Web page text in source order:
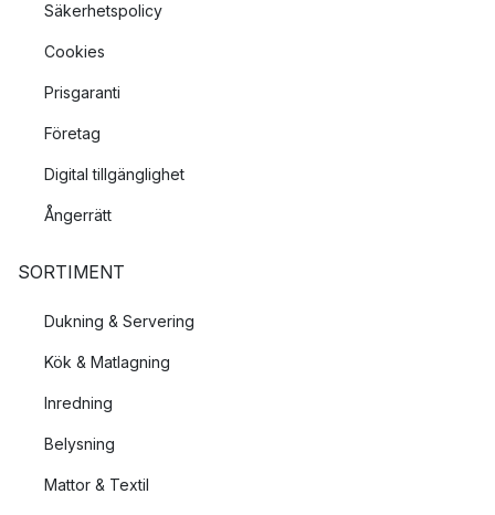
Säkerhetspolicy
Cookies
Prisgaranti
Företag
Digital tillgänglighet
Ångerrätt
SORTIMENT
Dukning & Servering
Kök & Matlagning
Inredning
Belysning
Mattor & Textil